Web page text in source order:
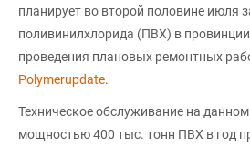
планирует во второй половине июля
поливинилхлорида (ПВХ) в
проведения плановых ремонтных
Polymerupdate.
Техническое обслуживание на
мощностью 400 тыс. тонн ПВХ в год